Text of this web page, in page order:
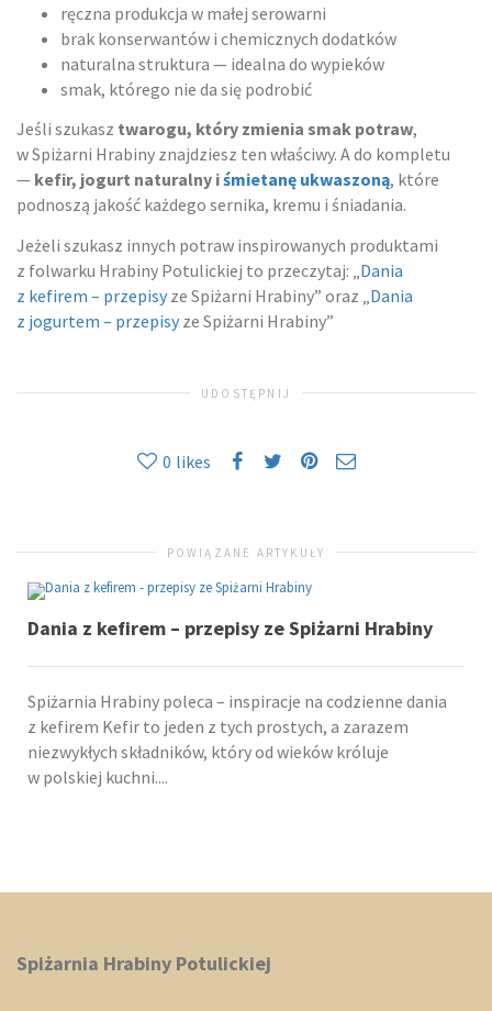
ręczna produkcja w małej serowarni
brak konserwantów i chemicznych dodatków
naturalna struktura — idealna do wypieków
smak, którego nie da się podrobić
Jeśli szukasz twarogu, który zmienia smak potraw,
w Spiżarni Hrabiny znajdziesz ten właściwy. A do kompletu
— kefir, jogurt naturalny iśmietanę ukwaszoną, które
podnoszą jakość każdego sernika, kremu i śniadania.
Jeżeli szukasz innych potraw inspirowanych produktami
z folwarku Hrabiny Potulickiej to przeczytaj: „ Dania
z kefirem – przepisy ze Spiżarni Hrabiny” oraz „ Dania
z jogurtem – przepisy ze Spiżarni Hrabiny”
UDOSTĘPNIJ
0 likes
POWIĄZANE ARTYKUŁY
Dania z kefirem – przepisy ze Spiżarni Hrabiny
Spiżarnia Hrabiny poleca – inspiracje na codzienne dania
z kefirem Kefir to jeden z tych prostych, a zarazem
niezwykłych składników, który od wieków króluje
w polskiej kuchni....
Spiżarnia Hrabiny Potulickiej